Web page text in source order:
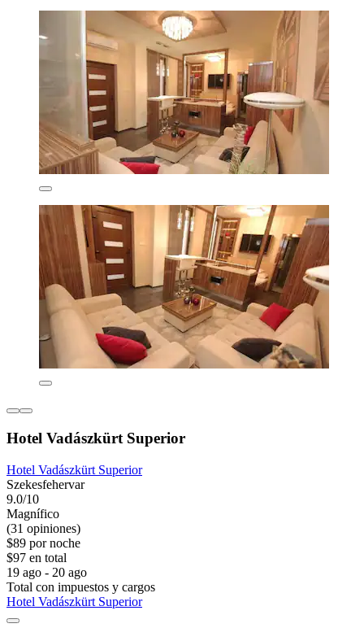
Hotel Vadászkürt Superior
Hotel Vadászkürt Superior
Szekesfehervar
9.0/10
Magnífico
(31 opiniones)
$89 por noche
$97 en total
19 ago - 20 ago
Total con impuestos y cargos
Hotel Vadászkürt Superior